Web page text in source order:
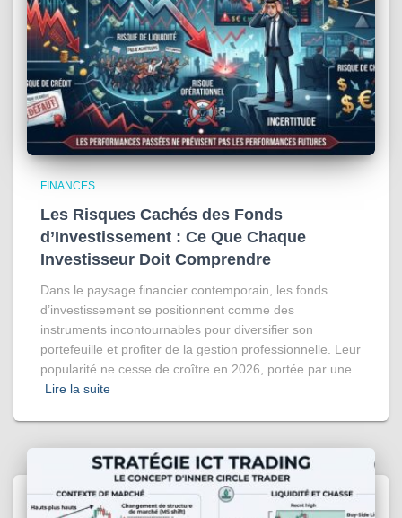
FINANCES
Les Risques Cachés des Fonds
d’Investissement : Ce Que Chaque
Investisseur Doit Comprendre
Dans le paysage financier contemporain, les fonds
d’investissement se positionnent comme des
instruments incontournables pour diversifier son
portefeuille et profiter de la gestion professionnelle. Leur
popularité ne cesse de croître en 2026, portée par une
Lire la suite